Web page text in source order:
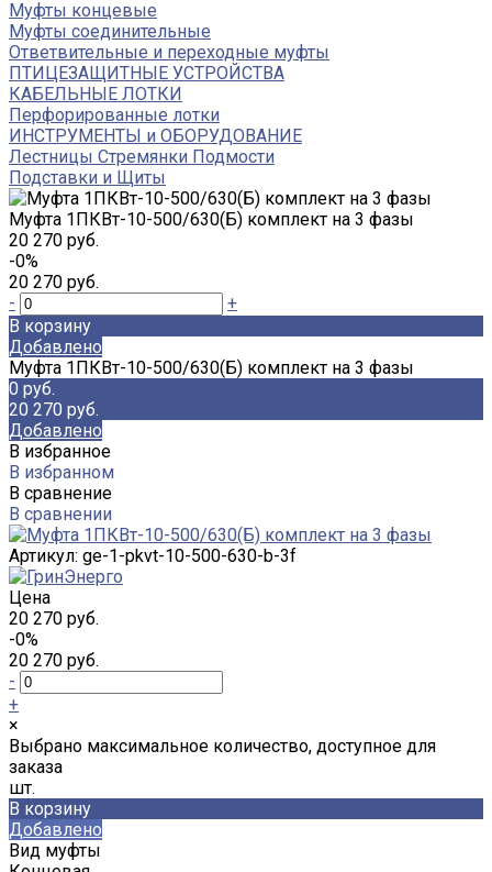
Муфты концевые
Муфты соединительные
Ответвительные и переходные муфты
ПТИЦЕЗАЩИТНЫЕ УСТРОЙСТВА
КАБЕЛЬНЫЕ ЛОТКИ
Перфорированные лотки
ИНСТРУМЕНТЫ и ОБОРУДОВАНИЕ
Лестницы Стремянки Подмости
Подставки и Щиты
Муфта 1ПКВт-10-500/630(Б) комплект на 3 фазы
20 270 руб.
-0%
20 270 руб.
-
+
В корзину
Добавлено
Муфта 1ПКВт-10-500/630(Б) комплект на 3 фазы
0 руб.
20 270 руб.
Добавлено
В избранное
В избранном
В сравнение
В сравнении
Артикул: ge-1-pkvt-10-500-630-b-3f
Цена
20 270 руб.
-0%
20 270 руб.
-
+
×
Выбрано максимальное количество, доступное для
заказа
шт.
В корзину
Добавлено
Вид муфты